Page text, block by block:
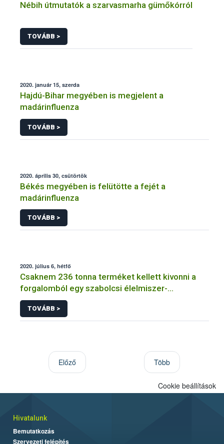
Nébih útmutatók a szarvasmarha gümőkórról
TOVÁBB >
2020. január 15, szerda
Hajdú-Bihar megyében is megjelent a
madárinfluenza
TOVÁBB >
2020. április 30, csütörtök
Békés megyében is felütötte a fejét a
madárinfluenza
TOVÁBB >
2020. július 6, hétfő
Csaknem 236 tonna terméket kellett kivonni a
forgalomból egy szabolcsi élelmiszer-
vállalkozásnál
TOVÁBB >
Előző Több
Cookie beállítások
Hivatalunk
Bemutatkozás
Szervezeti felépítés